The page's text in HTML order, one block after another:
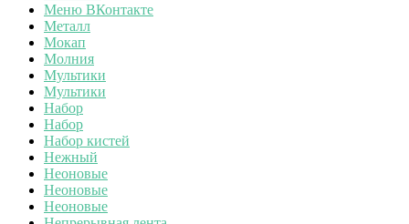
Меню ВКонтакте
Металл
Мокап
Молния
Мультики
Мультики
Набор
Набор
Набор кистей
Нежный
Неоновые
Неоновые
Неоновые